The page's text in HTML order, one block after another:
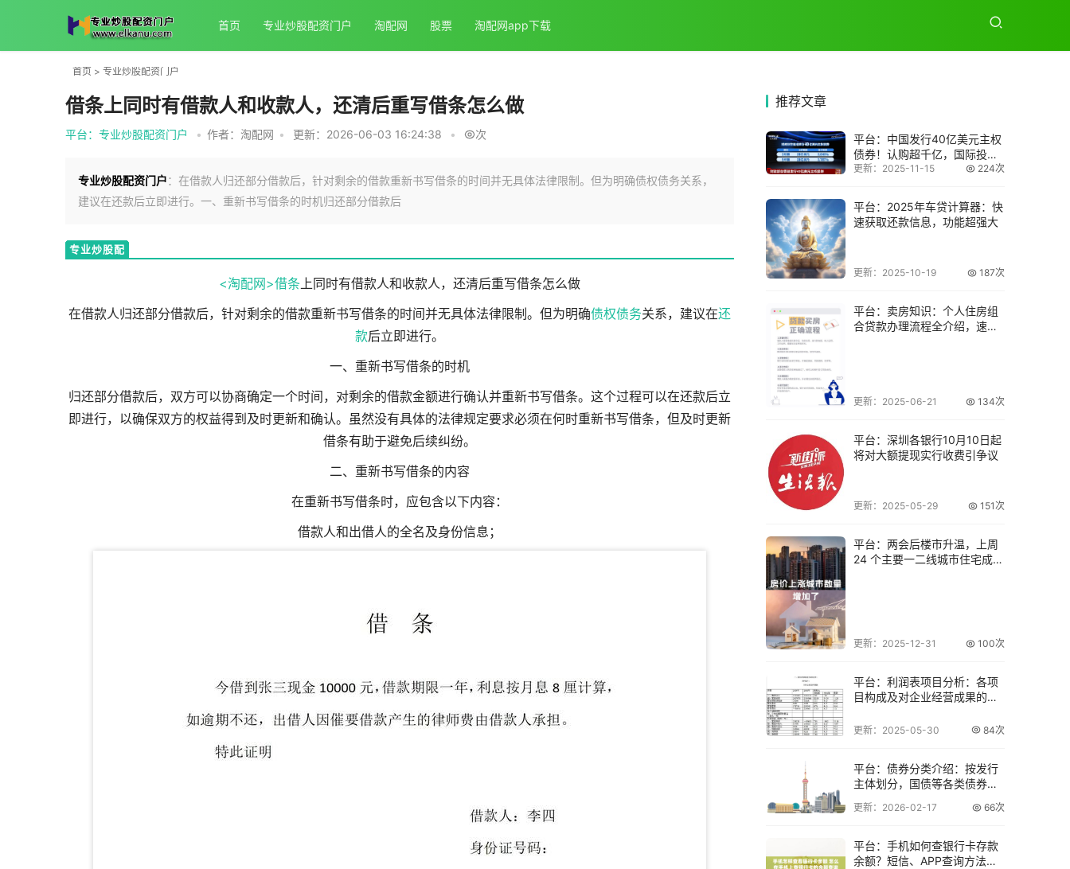
首页 专业炒股配资门户 淘配网 股票 淘配网app下载
首页 > 专业炒股配资门户
借条上同时有借款人和收款人，还清后重写借条怎么做
平台：专业炒股配资门户 • 作者：淘配网 • 更新：2026-06-03 16:24:38 • 次
专业炒股配资门户：在借款人归还部分借款后，针对剩余的借款重新书写借条的时间并无具体法律限制。但为明确债权债务关系，
建议在还款后立即进行。一、重新书写借条的时机归还部分借款后
专业炒股配
<淘配网>借条上同时有借款人和收款人，还清后重写借条怎么做
在借款人归还部分借款后，针对剩余的借款重新书写借条的时间并无具体法律限制。但为明确债权债务关系，建议在还
款后立即进行。
一、重新书写借条的时机
归还部分借款后，双方可以协商确定一个时间，对剩余的借款金额进行确认并重新书写借条。这个过程可以在还款后立
即进行，以确保双方的权益得到及时更新和确认。虽然没有具体的法律规定要求必须在何时重新书写借条，但及时更新
借条有助于避免后续纠纷。
二、重新书写借条的内容
在重新书写借条时，应包含以下内容：
借款人和出借人的全名及身份信息；
推荐文章
平台：中国发行40亿美元主权
债券！认购超千亿，国际投资
者为何如此青
更新：2025-11-15 224次
平台：2025年车贷计算器：快
速获取还款信息，功能超强大
更新：2025-10-19 187次
平台：卖房知识：个人住房组
合贷款办理流程全介绍，速来
更新：2025-06-21 134次
平台：深圳各银行10月10日起
将对大额提现实行收费引争议
更新：2025-05-29 151次
平台：两会后楼市升温，上周
24 个主要一二线城市住宅成交
更新：2025-12-31 100次
平台：利润表项目分析：各项
目构成及对企业经营成果的作
更新：2025-05-30 84次
平台：债券分类介绍：按发行
主体划分，国债等各类债券详
更新：2026-02-17 66次
平台：手机如何查银行卡存款
余额？短信、APP查询方法请